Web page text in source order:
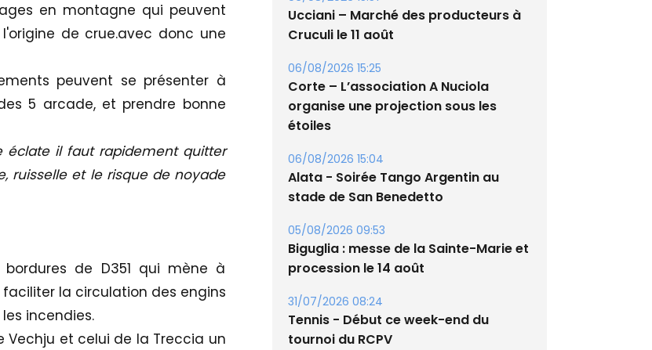
en montagne qui peuvent
de crue.avec donc une
peuvent se présenter à
5 arcade, et prendre bonne
éclate il faut rapidement quitter
ruisselle et le risque de noyade
de D351 qui mène à
faciliter la circulation des engins
incendies.
Vechju et celui de la Treccia un
06/08/2026 15:57
Cruculi le 11 août
06/08/2026 15:25
Corte – L’association A Nuciola
étoiles
06/08/2026 15:04
stade de San Benedetto
05/08/2026 09:53
procession le 14 août
31/07/2026 08:24